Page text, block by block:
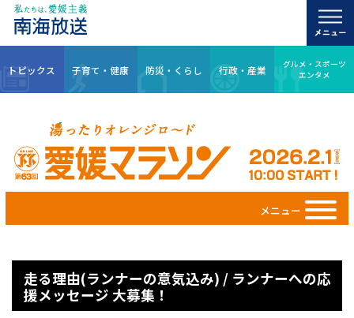
トピックス 子育て・健康 防災・くらし 行政・産業
グルメ・スポーツ
エンタメ
メニュー
走る理由(ランナーの意気込み) / ランナーへの応
援メッセージ 大募集！